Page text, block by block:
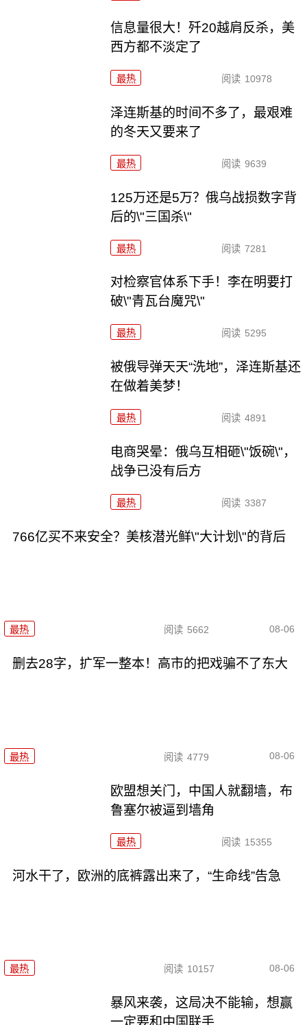
信息量很大！歼20越肩反杀，美
西方都不淡定了
最热 阅读 10978
泽连斯基的时间不多了，最艰难
的冬天又要来了
最热 阅读 9639
125万还是5万？俄乌战损数字背
后的\"三国杀\"
最热 阅读 7281
对检察官体系下手！李在明要打
破\"青瓦台魔咒\"
最热 阅读 5295
被俄导弹天天“洗地”，泽连斯基还
在做着美梦！
最热 阅读 4891
电商哭晕：俄乌互相砸\"饭碗\"，
战争已没有后方
最热 阅读 3387
766亿买不来安全？美核潜光鲜\"大计划\"的背后
最热 阅读 5662 08-06
删去28字，扩军一整本！高市的把戏骗不了东大
最热 阅读 4779 08-06
欧盟想关门，中国人就翻墙，布
鲁塞尔被逼到墙角
最热 阅读 15355
河水干了，欧洲的底裤露出来了，“生命线”告急
最热 阅读 10157 08-06
暴风来袭，这局决不能输，想赢
一定要和中国联手